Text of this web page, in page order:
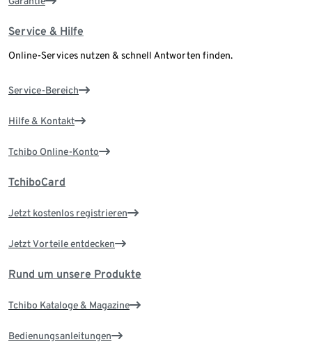
Service & Hilfe
Online-Services nutzen & schnell Antworten finden.
Service-Bereich
Hilfe & Kontakt
Tchibo Online-Konto
TchiboCard
Jetzt kostenlos registrieren
Jetzt Vorteile entdecken
Rund um unsere Produkte
Tchibo Kataloge & Magazine
Bedienungsanleitungen